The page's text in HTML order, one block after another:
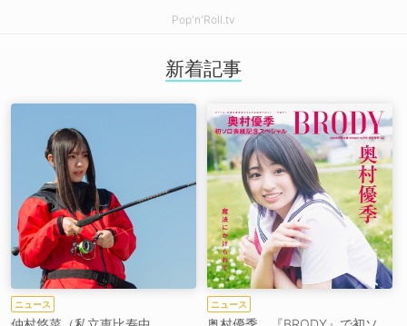
Pop'n'Roll.tv
新着記事
ニュース ニュース